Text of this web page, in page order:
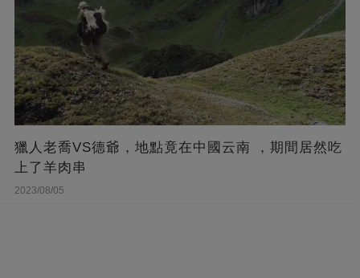
獵人老喬VS德爺，地點竟在中國云南 ，期間居然吃
上了羊肉串
2023/08/05